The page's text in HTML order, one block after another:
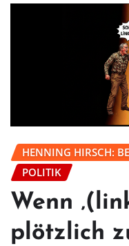
HENNING HIRSCH:
POLITIK
Wenn
plötzlich